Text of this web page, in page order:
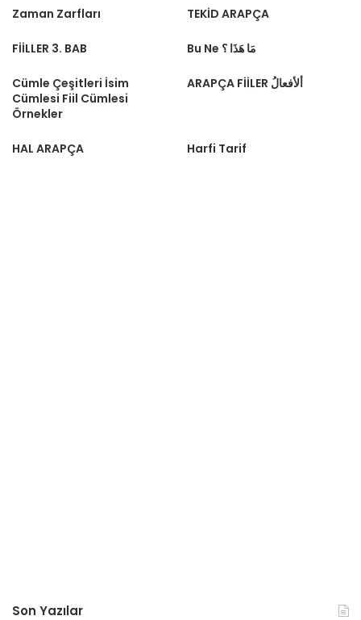
Zaman Zarfları TEKİD ARAPÇA
FİİLLER 3. BAB Bu Ne مَا هَذَا ؟
Cümle Çeşitleri İsim
Cümlesi Fiil Cümlesi
Örnekler
ARAPÇA FİİLER ألأفعالُ
HAL ARAPÇA Harfi Tarif
Son Yazılar